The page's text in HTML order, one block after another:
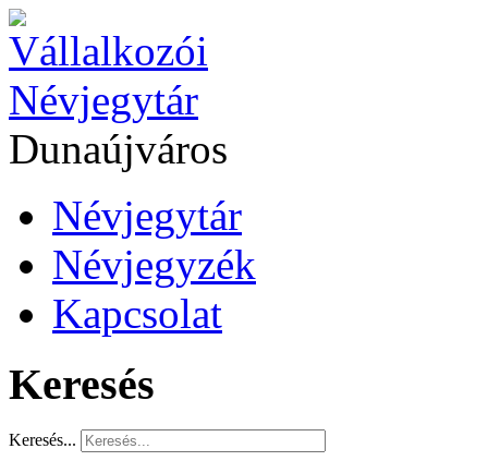
Dunaújváros
Névjegytár
Névjegyzék
Kapcsolat
Keresés
Keresés...